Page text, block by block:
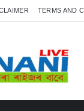
TERMS AND